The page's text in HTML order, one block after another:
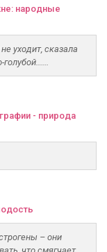
народные
уходит, сказала
- природа
– они